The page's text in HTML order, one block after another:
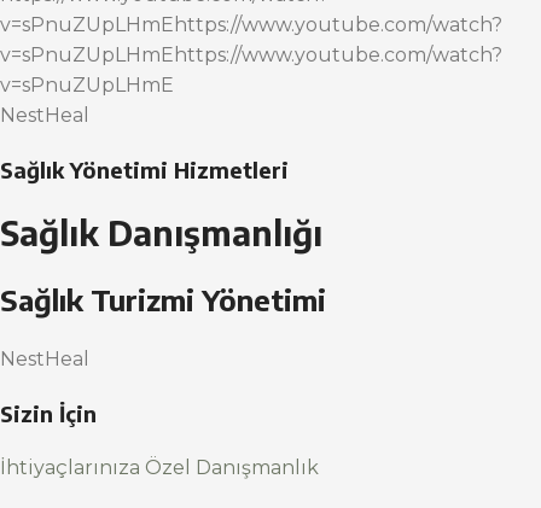
v=sPnuZUpLHmEhttps://www.youtube.com/watch?
v=sPnuZUpLHmEhttps://www.youtube.com/watch?
v=sPnuZUpLHmE
NestHeal
Sağlık Yönetimi Hizmetleri
Sağlık Danışmanlığı
Sağlık Turizmi Yönetimi
NestHeal
Sizin İçin
İhtiyaçlarınıza Özel Danışmanlık